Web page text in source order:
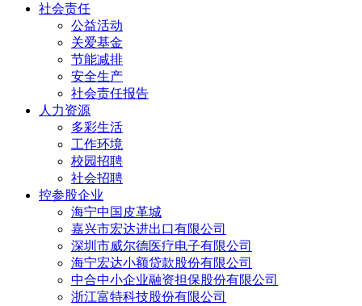
社会责任
公益活动
关爱基金
节能减排
安全生产
社会责任报告
人力资源
多彩生活
工作环境
校园招聘
社会招聘
控参股企业
海宁中国皮革城
嘉兴市宏达进出口有限公司
深圳市威尔德医疗电子有限公司
海宁宏达小额贷款股份有限公司
中合中小企业融资担保股份有限公司
浙江富特科技股份有限公司